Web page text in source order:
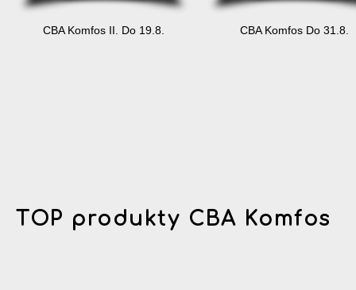
CBA Komfos II. Do 19.8. CBA Komfos Do 31.8.
TOP produkty CBA Komfos